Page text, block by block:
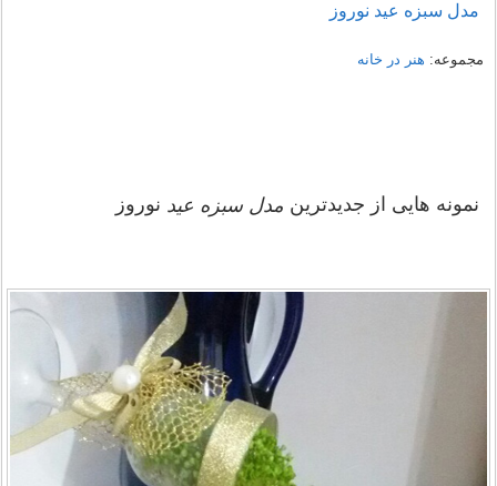
مدل سبزه عید نوروز
مجموعه: هنر در خانه
نمونه هایی از جدیدترین مدل سبزه عید نوروز